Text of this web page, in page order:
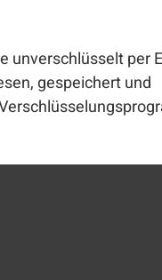
unverschlüsselt per
gespeichert und